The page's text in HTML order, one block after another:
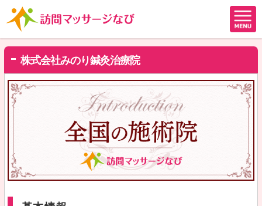
株式会社みのり鍼灸治療院